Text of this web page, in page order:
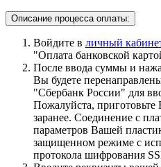
Описание процесса оплаты:
Войдите в личный
"Оплата банковской
После ввода суммы и
Вы будете
"Сбербанк России" для
Пожалуйста,
заранее. Соединение с
параметров Вашей
защищенном режиме с
протокола шифрования